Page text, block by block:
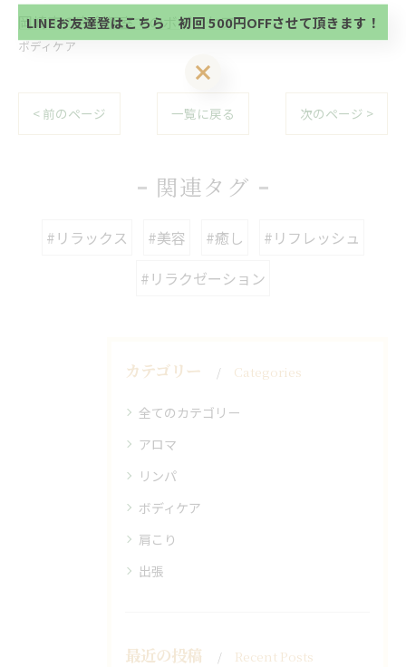
岡崎市の完全個室でのボディケア
ボディケア
< 前のページ 一覧に戻る 次のページ >
関連タグ
#リラックス #美容 #癒し
#リフレッシュ
#リラクゼーション
カテゴリー Categories
全てのカテゴリー
アロマ
リンパ
ボディケア
肩こり
出張
最近の投稿 Recent Posts
方、不必要な方 お手数ですが、✖印でお閉じ下さ
い。
LINEお友達登はこちら 初回 500円OFFさせて頂きます！
LINEお友達登はこちら 初回 500円OFFさせて頂きます！